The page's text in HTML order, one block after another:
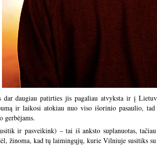
dar daugiau patirties jis pagaliau atvyksta ir į
ir laikosi atokiau nuo viso išorinio pasaulio,
gerbėjams.
ir pasveikink) – tai iš anksto suplanuotas,
žinoma, kad tų laimingųjų, kurie Vilniuje susitiks